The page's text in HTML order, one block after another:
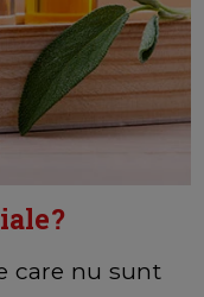
care nu sunt